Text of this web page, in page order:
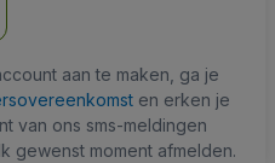
aan te maken, ga je
en erken je
van ons sms-meldingen
gewenst moment afmelden.